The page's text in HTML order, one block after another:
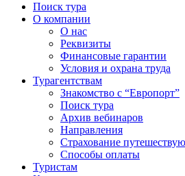
Поиск тура
О компании
О нас
Реквизиты
Финансовые гарантии
Условия и охрана труда
Турагентствам
Знакомство с “Европорт”
Поиск тура
Архив вебинаров
Направления
Страхование
Способы оплаты
Туристам